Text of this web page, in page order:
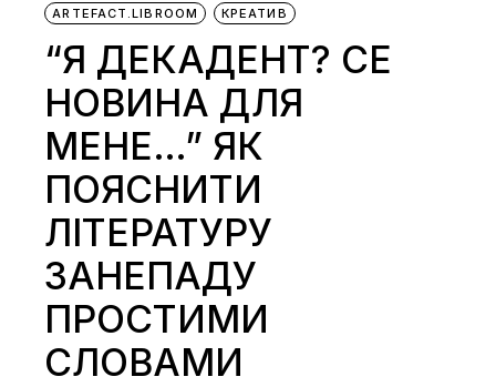
ARTEFACT.LIBROOM КРЕАТИВ
“Я ДЕКАДЕНТ? СЕ
НОВИНА ДЛЯ
МЕНЕ…” ЯК
ПОЯСНИТИ
ЛІТЕРАТУРУ
ЗАНЕПАДУ
ПРОСТИМИ
СЛОВАМИ